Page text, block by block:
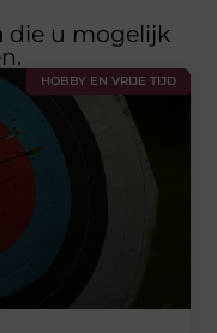
die u mogelijk
HOBBY EN VRIJE TIJD